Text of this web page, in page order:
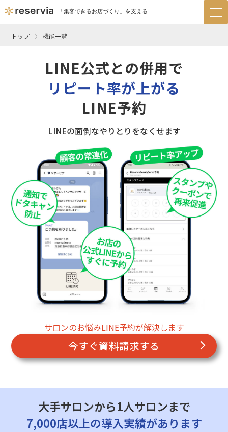
「集客できるお店づくり」を支える
トップ 機能一覧
LINE公式との併用で
リピート率が上がる
LINE予約
LINEの面倒なやりとりをなくせます
サロンのお悩みLINE予約が解決します
今すぐ資料請求する
大手サロンから1人サロンまで
7,000店以上の導入実績があります